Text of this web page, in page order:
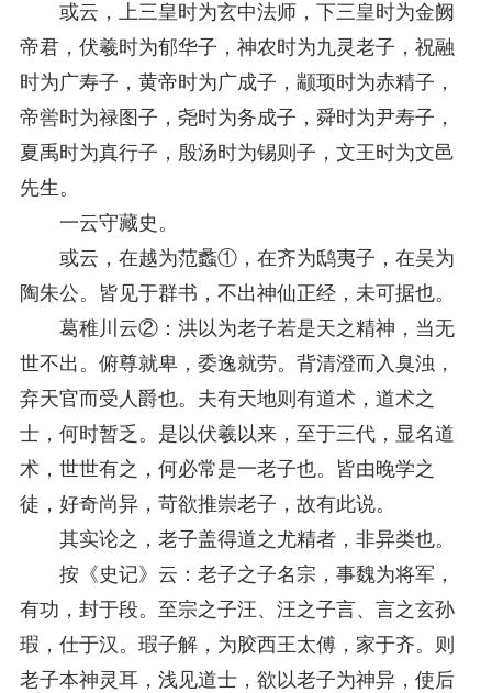
或云，上三皇时为玄中法师，下三皇时为金阙
帝君，伏羲时为郁华子，神农时为九灵老子，祝融
时为广寿子，黄帝时为广成子，颛顼时为赤精子，
帝喾时为禄图子，尧时为务成子，舜时为尹寿子，
夏禹时为真行子，殷汤时为锡则子，文王时为文邑
先生。
一云守藏史。
或云，在越为范蠡①，在齐为鸱夷子，在吴为
陶朱公。皆见于群书，不出神仙正经，未可据也。
葛稚川云②：洪以为老子若是天之精神，当无
世不出。俯尊就卑，委逸就劳。背清澄而入臭浊，
弃天官而受人爵也。夫有天地则有道术，道术之
士，何时暂乏。是以伏羲以来，至于三代，显名道
术，世世有之，何必常是一老子也。皆由晚学之
徒，好奇尚异，苛欲推崇老子，故有此说。
其实论之，老子盖得道之尤精者，非异类也。
按《史记》云：老子之子名宗，事魏为将军，
有功，封于段。至宗之子汪、汪之子言、言之玄孙
瑕，仕于汉。瑕子解，为胶西王太傅，家于齐。则
老子本神灵耳，浅见道士，欲以老子为神异，使后